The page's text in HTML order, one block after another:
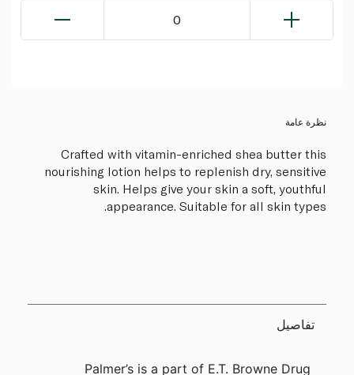
0
نظرة عامة
Crafted with vitamin-enriched shea butter this
nourishing lotion helps to replenish dry, sensitive
skin. Helps give your skin a soft, youthful
appearance. Suitable for all skin types.
تفاصيل
Palmer’s is a part of E.T. Browne Drug